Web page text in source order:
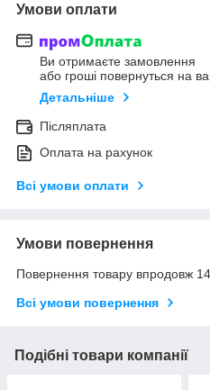
Умови оплати
Ви отримаєте замовлення
або гроші повернуться на
Детальніше
Післяплата
Оплата на рахунок
Всі умови оплати
Умови повернення
Повернення товару впродовж
Всі умови повернення
Подібні товари компанії